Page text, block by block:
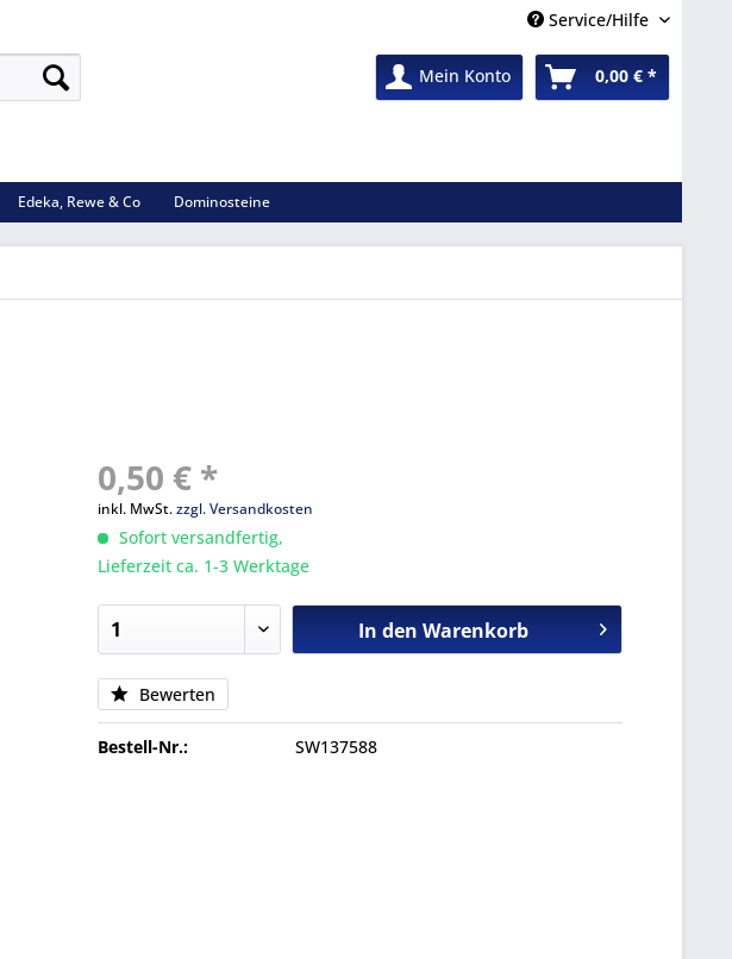
Service/Hilfe
Mein Konto 0,00 € *
Edeka, Rewe & Co Dominosteine
0,50 € *
inkl. MwSt.zzgl. Versandkosten
Sofort versandfertig,
Lieferzeit ca. 1-3 Werktage
In den Warenkorb
Bewerten
Bestell-Nr.: SW137588